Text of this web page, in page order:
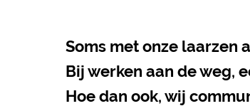
Soms met onze laarzen
Bij werken aan de weg,
Hoe dan ook, wij